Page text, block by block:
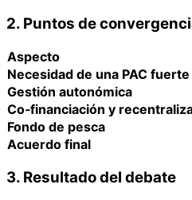
2. Puntos de
Aspecto
Necesidad de una PAC fuerte
Gestión autonómica
Co‑financiación y
Fondo de pesca
Acuerdo final
3. Resultado del debate